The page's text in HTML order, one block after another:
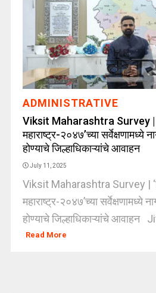
ADMINISTRATIVE
Viksit Maharashtra Survey |
महाराष्ट्र-२०४७’च्या सर्वेक्षणामध्ये
होण्याचे जिल्हाधिकाऱ्यांचे आवाहन
July 11, 2025
Viksit Maharashtra Survey |
महाराष्ट्र-२०४७’च्या सर्वेक्षणामध्ये
होण्याचे जिल्हाधिकाऱ्यांचे आवाहन
Read More